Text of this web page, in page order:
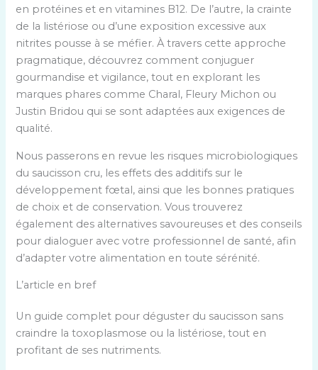
en protéines et en vitamines B12. De l’autre, la crainte
de la listériose ou d’une exposition excessive aux
nitrites pousse à se méfier. À travers cette approche
pragmatique, découvrez comment conjuguer
gourmandise et vigilance, tout en explorant les
marques phares comme Charal, Fleury Michon ou
Justin Bridou qui se sont adaptées aux exigences de
qualité.
Nous passerons en revue les risques microbiologiques
du saucisson cru, les effets des additifs sur le
développement fœtal, ainsi que les bonnes pratiques
de choix et de conservation. Vous trouverez
également des alternatives savoureuses et des conseils
pour dialoguer avec votre professionnel de santé, afin
d’adapter votre alimentation en toute sérénité.
L’article en bref
Un guide complet pour déguster du saucisson sans
craindre la toxoplasmose ou la listériose, tout en
profitant de ses nutriments.